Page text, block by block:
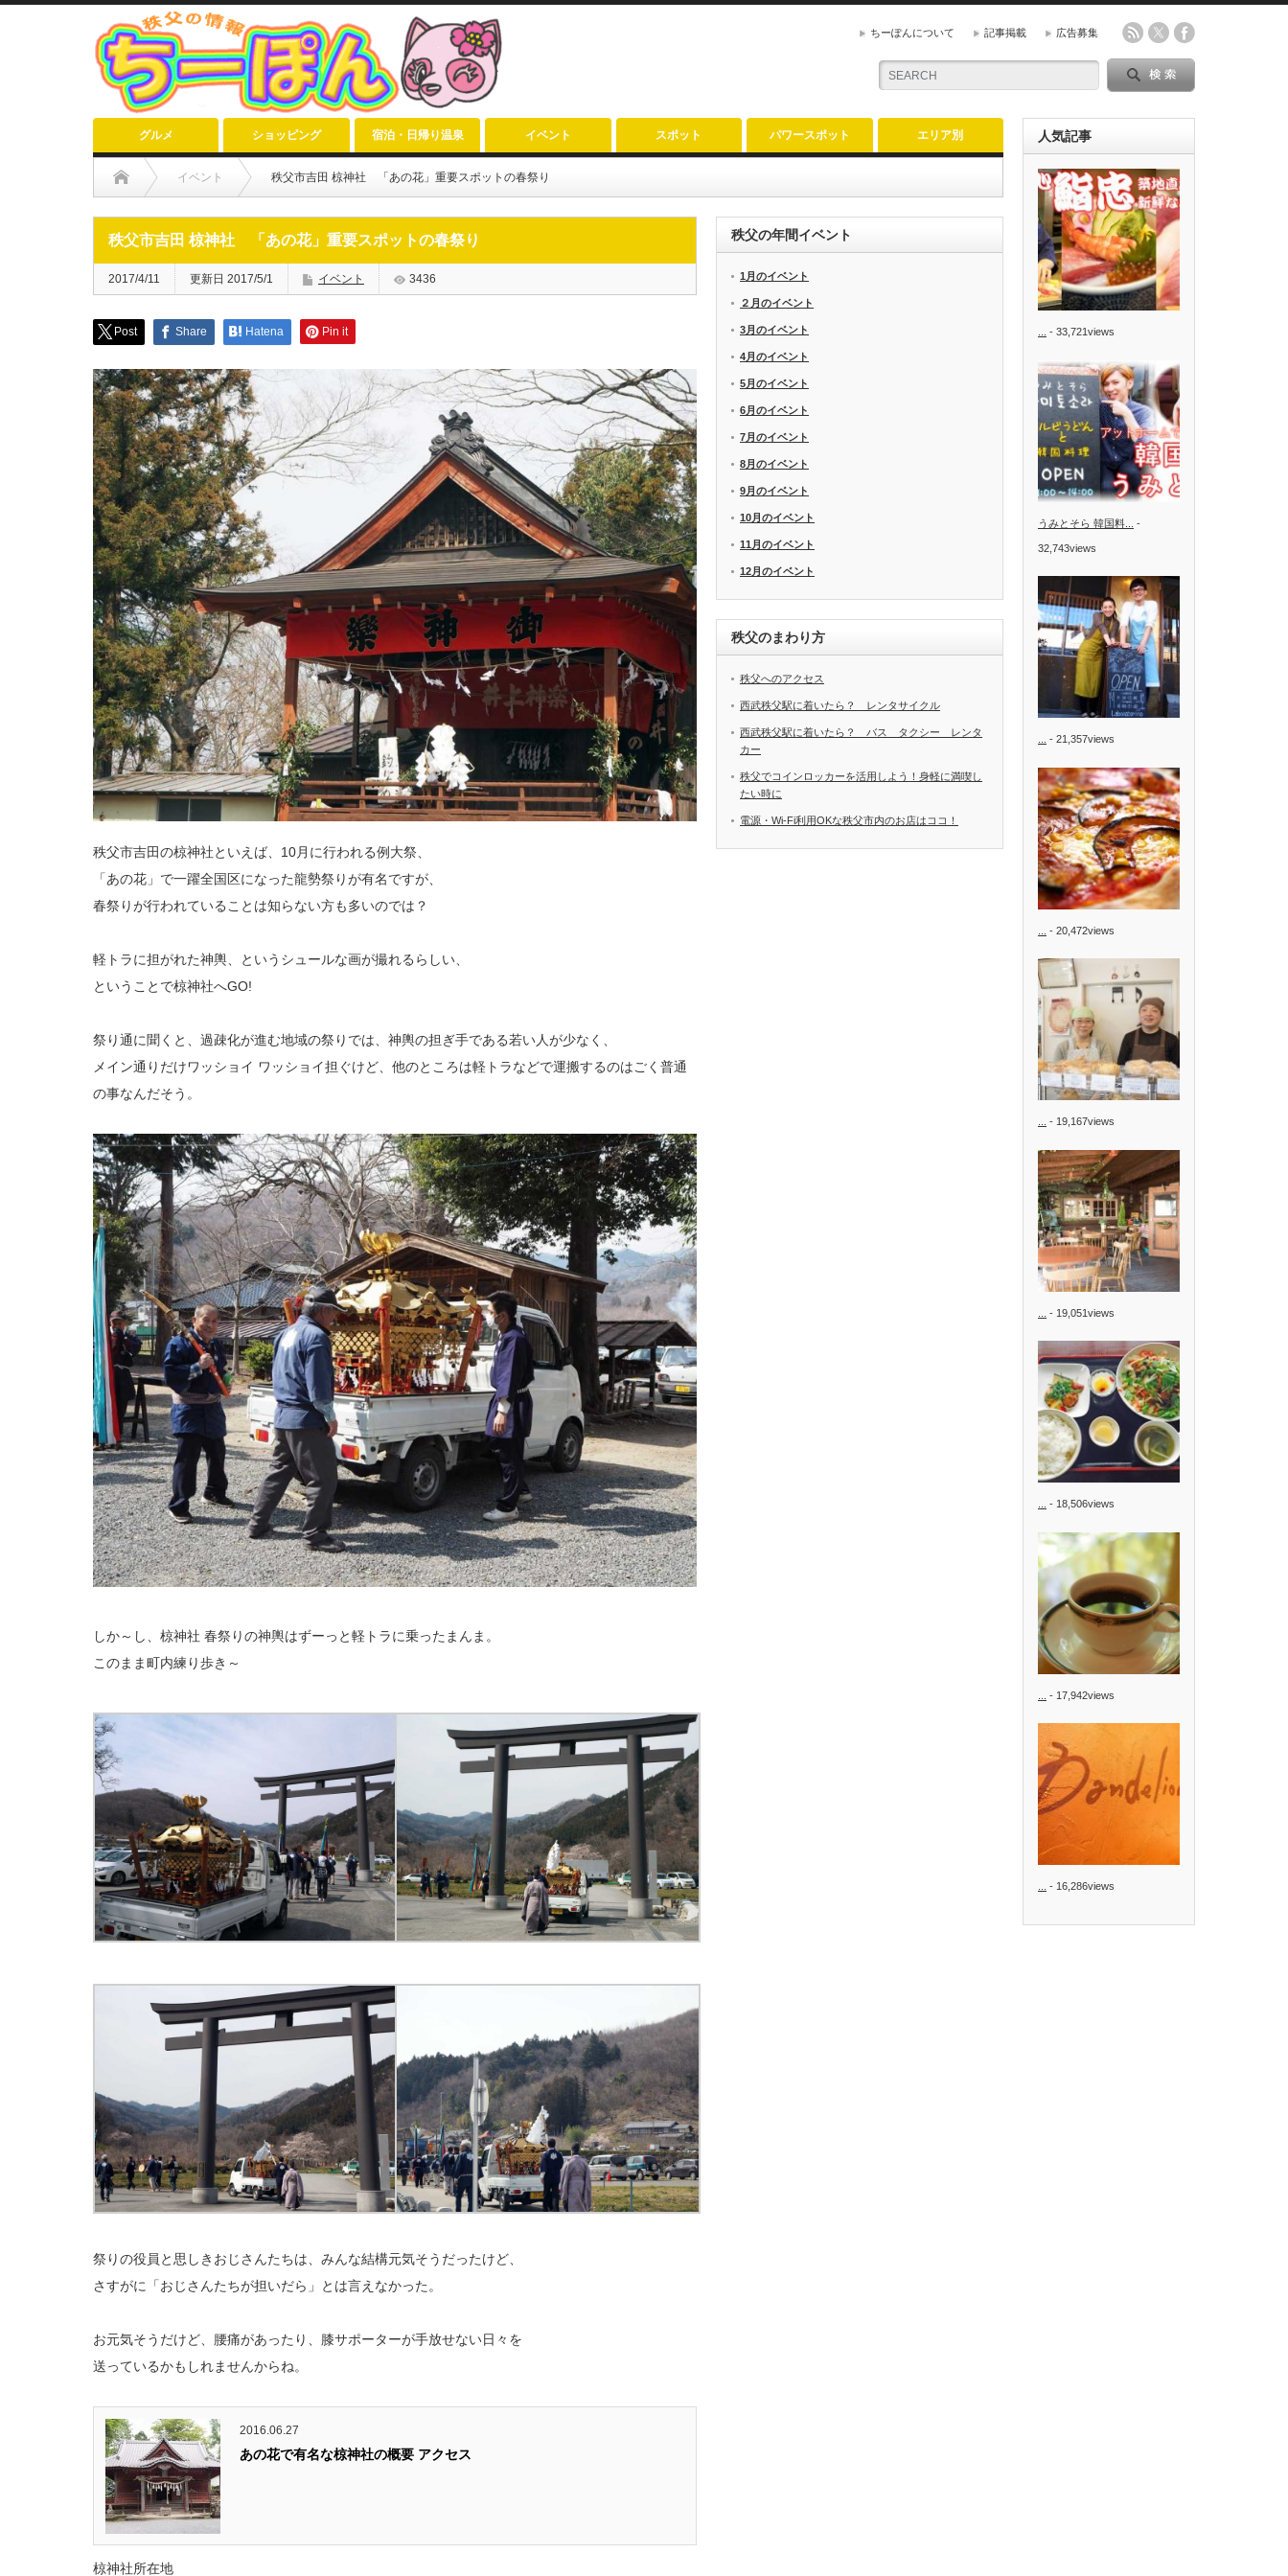
ちーぽんについて 記事掲載 広告募集
グルメ ショッピング 宿泊・日帰り温泉 イベント スポット パワースポット エリア別
イベント 秩父市吉田 椋神社 「あの花」重要スポットの春祭り
秩父市吉田 椋神社 「あの花」重要スポットの春祭り
2017/4/11 更新日 2017/5/1 イベント 3436
Post Share Hatena Pin it
秩父市吉田の椋神社といえば、10月に行われる例大祭、
「あの花」で一躍全国区になった龍勢祭りが有名ですが、
春祭りが行われていることは知らない方も多いのでは？
軽トラに担がれた神輿、というシュールな画が撮れるらしい、
ということで椋神社へGO!
祭り通に聞くと、過疎化が進む地域の祭りでは、神輿の担ぎ手である若い人が少なく、
メイン通りだけワッショイ ワッショイ担ぐけど、他のところは軽トラなどで運搬するのはごく普通
の事なんだそう。
しか～し、椋神社 春祭りの神輿はずーっと軽トラに乗ったまんま。
このまま町内練り歩き～
祭りの役員と思しきおじさんたちは、みんな結構元気そうだったけど、
さすがに「おじさんたちが担いだら」とは言えなかった。
お元気そうだけど、腰痛があったり、膝サポーターが手放せない日々を
送っているかもしれませんからね。
2016.06.27
あの花で有名な椋神社の概要 アクセス
椋神社所在地
秩父の年間イベント
1月のイベント
２月のイベント
3月のイベント
4月のイベント
5月のイベント
6月のイベント
7月のイベント
8月のイベント
9月のイベント
10月のイベント
11月のイベント
12月のイベント
秩父のまわり方
秩父へのアクセス
西武秩父駅に着いたら？ レンタサイクル
西武秩父駅に着いたら？ バス タクシー レンタ
カー
秩父でコインロッカーを活用しよう！身軽に満喫し
たい時に
電源・Wi-Fi利用OKな秩父市内のお店はココ！
人気記事
- 33,721views
うみとそら 韓国料... -
32,743views
- 21,357views
- 20,472views
- 19,167views
- 19,051views
- 18,506views
- 17,942views
- 16,286views